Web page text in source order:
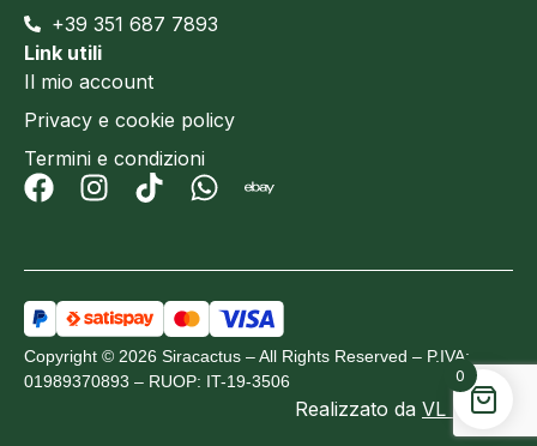
+39 351 687 7893
Link utili
Il mio account
Privacy e cookie policy
Termini e condizioni
Copyright © 2026 Siracactus – All Rights Reserved – P.IVA:
01989370893 – RUOP: IT-19-3506
Realizzato da VL Design
0